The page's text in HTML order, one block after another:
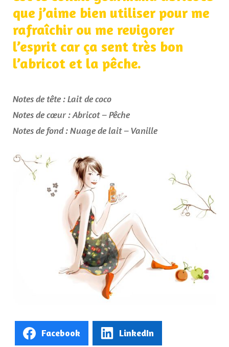
que j’aime bien utiliser pour me
rafraîchir ou me revigorer
l’esprit car ça sent très bon
l’abricot et la pêche.
Notes de tête : Lait de coco
Notes de cœur : Abricot – Pêche
Notes de fond : Nuage de lait – Vanille
Facebook LinkedIn